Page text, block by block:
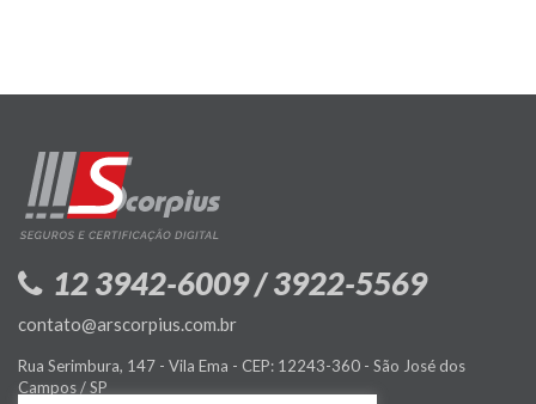
12 3942-6009 / 3922-5569
contato@arscorpius.com.br
Rua Serimbura, 147 - Vila Ema - CEP: 12243-360 - São José dos
Campos / SP